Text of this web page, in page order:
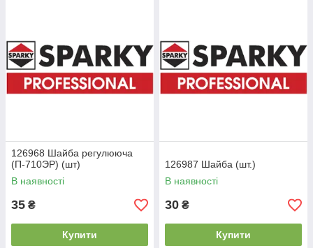
126968 Шайба регулююча
(П-710ЭР) (шт)
В наявності
35 ₴
Купити
126987 Шайба (шт.)
В наявності
30 ₴
Купити